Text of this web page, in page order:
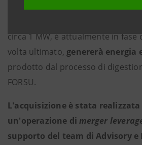
circa 1 MW, è attualmente in fase
volta ultimato, genererà energia
prodotto dal processo di
FORSU.
L'acquisizione è stata
un'operazione dimerger
supporto del team di Advisory e